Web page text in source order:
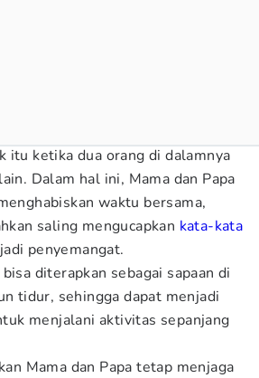
itu ketika dua orang di dalamnya
Dalam hal ini, Mama dan Papa
waktu bersama,
saling mengucapkan kata-kata
penyemangat.
diterapkan sebagai sapaan di
tidur, sehingga dapat menjadi
menjalani aktivitas sepanjang
Mama dan Papa tetap menjaga